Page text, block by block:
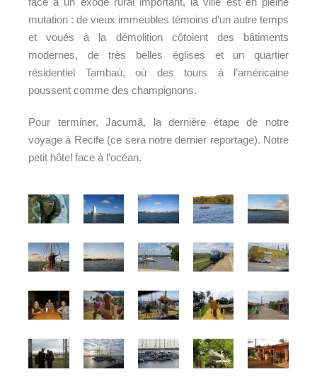
mutation : de vieux immeubles témoins d’un autre temps
et voués à la démolition côtoient des bâtiments
modernes, de très belles églises et un quartier
résidentiel Tambaù, où des tours à l’américaine
poussent comme des champignons.
Pour terminer, Jacumã, la dernière étape de notre
voyage à Recife (ce sera notre dernier reportage). Notre
petit hôtel face à l’océan.